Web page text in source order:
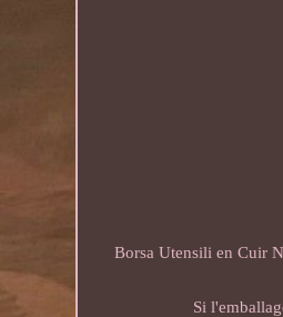
Borsa Utensili en Cuir
Si